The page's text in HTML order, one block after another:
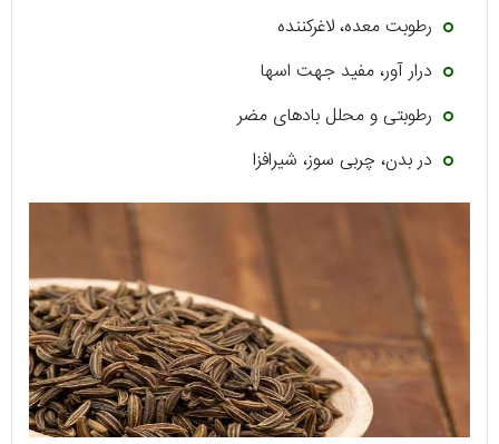
رطوبت معده، لاغرکننده
درار آور، مفید جهت اسها
رطوبتی و محلل بادهای مضر
در بدن، چربی سوز، شیرافزا